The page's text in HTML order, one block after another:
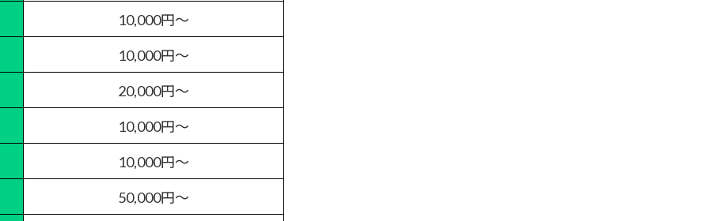
10,000円～
10,000円～
20,000円～
10,000円～
10,000円～
50,000円～